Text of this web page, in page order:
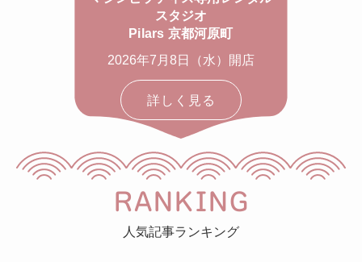
スタジオ
Pilars 京都河原町
2026年7月8日（水）開店
詳しく見る
RANKING
人気記事ランキング